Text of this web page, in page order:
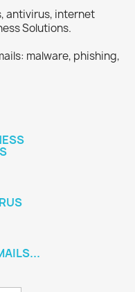
antivirus, internet
Solutions.
malware, phishing,